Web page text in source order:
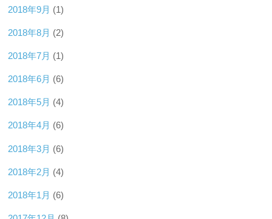
2018年9月 (1)
2018年8月 (2)
2018年7月 (1)
2018年6月 (6)
2018年5月 (4)
2018年4月 (6)
2018年3月 (6)
2018年2月 (4)
2018年1月 (6)